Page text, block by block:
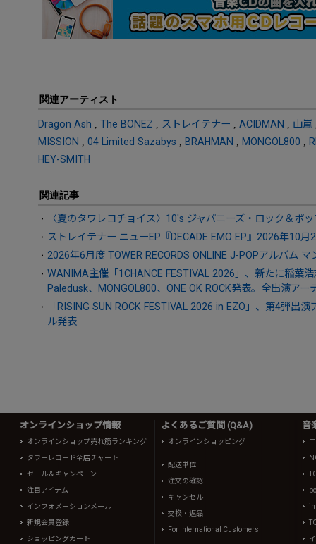
関連アーティスト
Dragon Ash The BONEZ ストレイテナー ACIDMAN 山嵐
MISSION
04 Limited Sazabys BRAHMAN MONGOL800
HEY-SMITH
関連記事
〈夏のタワレコチョイス〉10's ジャパニーズ・ロック＆ポ
ストレイテナー ニューEP『DECADE EMO EP』2026年10月
2026年6月度 TOWER RECORDS ONLINE J-POPアルバム
WANIMA主催「1CHANCE FESTIVAL 2026」、新たに稲葉
Paledusk、MONGOL800、ONE OK ROCK発表。全出演ア
「RISING SUN ROCK FESTIVAL 2026 in EZO」、第4弾出
ル発表
オンラインショップ情報
オンラインショップ売れ筋ランキング
タワーレコード全店チャート
セール＆キャンペーン
注目アイテム
インフォメーションメール
新規会員登録
ショッピングカート
よくあるご質問 (Q&A)
オンラインショッピング
配送単位
注文の確認
キャンセル
交換・返品
For International Customers
音